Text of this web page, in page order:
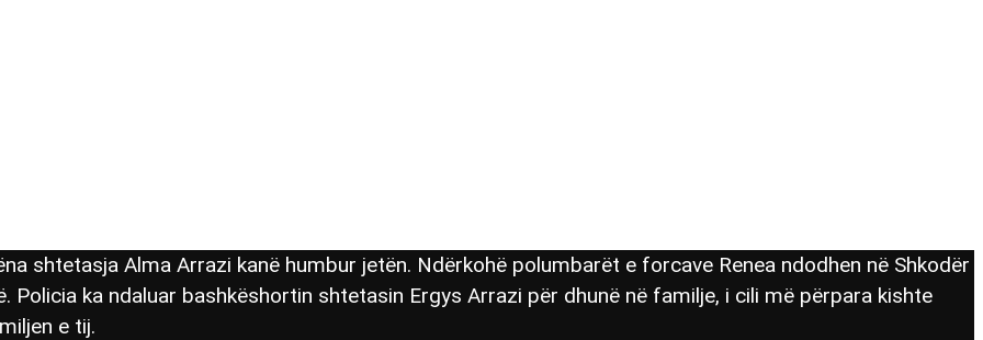
shtetasja Alma Arrazi kanë humbur jetën. Ndërkohë polumbarët e forcave Renea ndodhen në Shkodër
ka ndaluar bashkëshortin shtetasin Ergys Arrazi për dhunë në familje, i cili më përpara kishte
e tij.